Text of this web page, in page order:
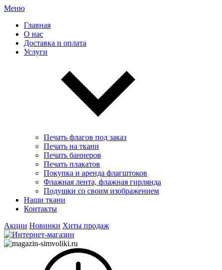
Меню
Главная
О нас
Доставка и оплата
Услуги
Печать флагов под заказ
Печать на ткани
Печать баннеров
Печать плакатов
Покупка и аренда флагштоков
Флажная лента, флажная гирлянда
Подушки со своим изображением
Наши ткани
Контакты
Акции Новинки Хиты продаж